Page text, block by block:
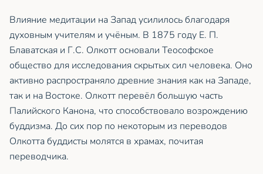
Влияние медитации на Запад усилилось благодаря
духовным учителям и учёным. В 1875 году Е. П.
Блаватская и Г.С. Олкотт основали Теософское
общество для исследования скрытых сил человека. Оно
активно распространяло древние знания как на Западе,
так и на Востоке. Олкотт перевёл большую часть
Палийского Канона, что способствовало возрождению
буддизма. До сих пор по некоторым из переводов
Олкотта буддисты молятся в храмах, почитая
переводчика.